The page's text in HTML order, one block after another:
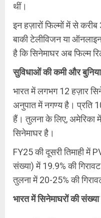
थीं।
इन हज़ारों फिल्मों में से
बाकी टेलीविजन या
है कि सिनेमाघर अब फिल्म
सुविधाओंकीकमीऔर
भारत में लगभग 12 हज़ार
अनुपात में नगण्य है। प्रति
हैं। तुलना के लिए, अमेरिका
सिनेमाघर है।
FY25 की दूसरी तिमाही में
संख्या) में 19.9% की
तुलना में 20-25% की
भारत में सिनेमाघरों की